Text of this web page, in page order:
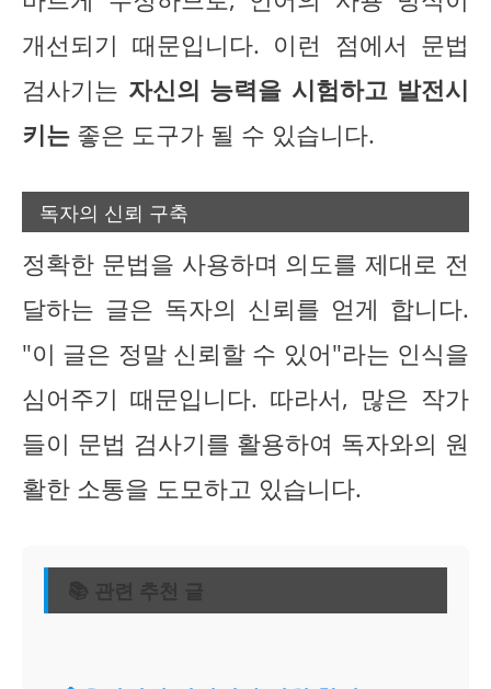
개선되기 때문입니다. 이런 점에서 문법
검사기는 자신의 능력을 시험하고 발전시
키는 좋은 도구가 될 수 있습니다.
독자의 신뢰 구축
정확한 문법을 사용하며 의도를 제대로 전
달하는 글은 독자의 신뢰를 얻게 합니다.
"이 글은 정말 신뢰할 수 있어"라는 인식을
심어주기 때문입니다. 따라서, 많은 작가
들이 문법 검사기를 활용하여 독자와의 원
활한 소통을 도모하고 있습니다.
📚 관련 추천 글